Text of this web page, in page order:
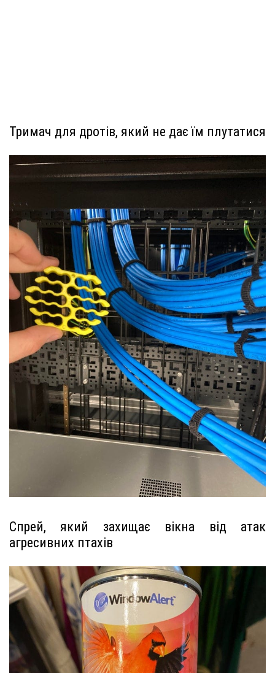
Тримач для дротів, який не дає їм плутатися
Спрей, який захищає вікна від атак
агресивних птахів